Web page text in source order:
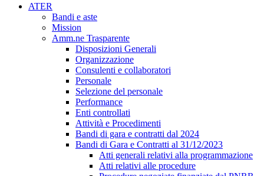
ATER
Bandi e aste
Mission
Amm.ne Trasparente
Disposizioni Generali
Organizzazione
Consulenti e collaboratori
Personale
Selezione del personale
Performance
Enti controllati
Attività e Procedimenti
Bandi di gara e contratti dal 2024
Bandi di Gara e Contratti al 31/12/2023
Atti generali relativi alla programmazione
Atti relativi alle procedure